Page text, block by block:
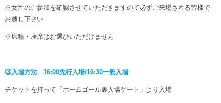
※女性のご参加を確認させていただきますので必ずご来場される皆様で
お越し下さい
※席種・座席はお選びいただけません
③入場方法 16:00先行入場/16:30一般入場
チケットを持って「ホームゴール裏入場ゲート」より入場